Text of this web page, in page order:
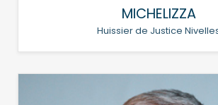
MICHELIZZA
Huissier de Justice